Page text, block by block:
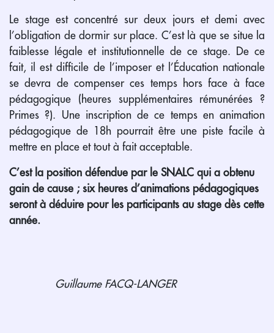
Le stage est concentré sur deux jours et demi avec
l’obligation de dormir sur place. C’est là que se situe la
faiblesse légale et institutionnelle de ce stage. De ce
fait, il est difficile de l’imposer et l’Éducation nationale
se devra de compenser ces temps hors face à face
pédagogique (heures supplémentaires rémunérées ?
Primes ?). Une inscription de ce temps en animation
pédagogique de 18h pourrait être une piste facile à
mettre en place et tout à fait acceptable.
C’est la position défendue par le SNALC qui a obtenu
gain de cause ; six heures d’animations pédagogiques
seront à déduire pour les participants au stage dès cette
année.
Guillaume FACQ-LANGER